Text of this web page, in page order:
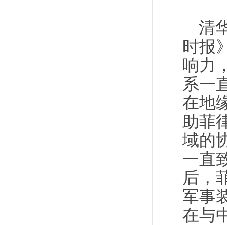
清
时报
响力
系一
在地
助菲
域的
一直
后，
军事
在与